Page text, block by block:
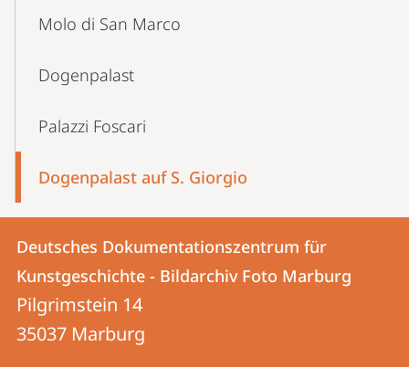
Molo di San Marco
Dogenpalast
Palazzi Foscari
Dogenpalast auf S. Giorgio
Kontakt
und
Informationen
zur
Kontaktinformationen
Deutsches
Dokumentationszentrum
für
Kunstgeschichte
Deutsches Dokumentationszentrum für
Kunstgeschichte - Bildarchiv Foto Marburg
Pilgrimstein 14
35037 Marburg